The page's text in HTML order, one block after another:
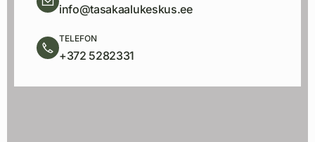
info@tasakaalukeskus.ee
TELEFON
+372 5282331